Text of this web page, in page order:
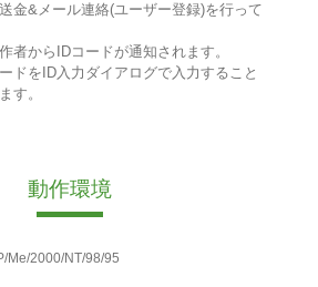
金&メール連絡(ユーザー登録)を行って
者からIDコードが通知されます。
ドをID入力ダイアログで入力すること
す。
動作環境
Me/2000/NT/98/95